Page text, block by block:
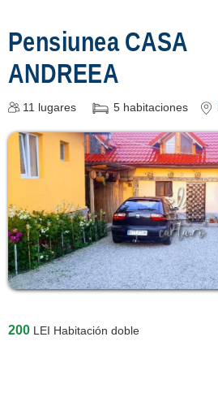
Pensiunea CASA
ANDREEA
11 lugares 5 habitaciones
200 LEI Habitación doble